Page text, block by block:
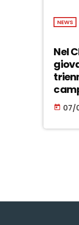
NEWS
Nel
today 07/